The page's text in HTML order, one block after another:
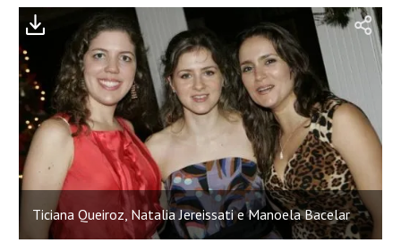
Ticiana Queiroz, Natalia Jereissati e Manoela Bacelar